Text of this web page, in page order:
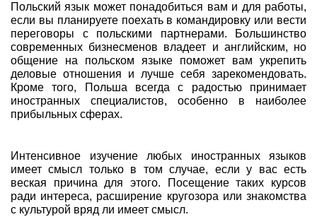
Польский язык может понадобиться вам и для работы,
если вы планируете поехать в командировку или вести
переговоры с польскими партнерами. Большинство
современных бизнесменов владеет и английским, но
общение на польском языке поможет вам укрепить
деловые отношения и лучше себя зарекомендовать.
Кроме того, Польша всегда с радостью принимает
иностранных специалистов, особенно в наиболее
прибыльных сферах.
Интенсивное изучение любых иностранных языков
имеет смысл только в том случае, если у вас есть
веская причина для этого. Посещение таких курсов
ради интереса, расширение кругозора или знакомства
с культурой вряд ли имеет смысл.